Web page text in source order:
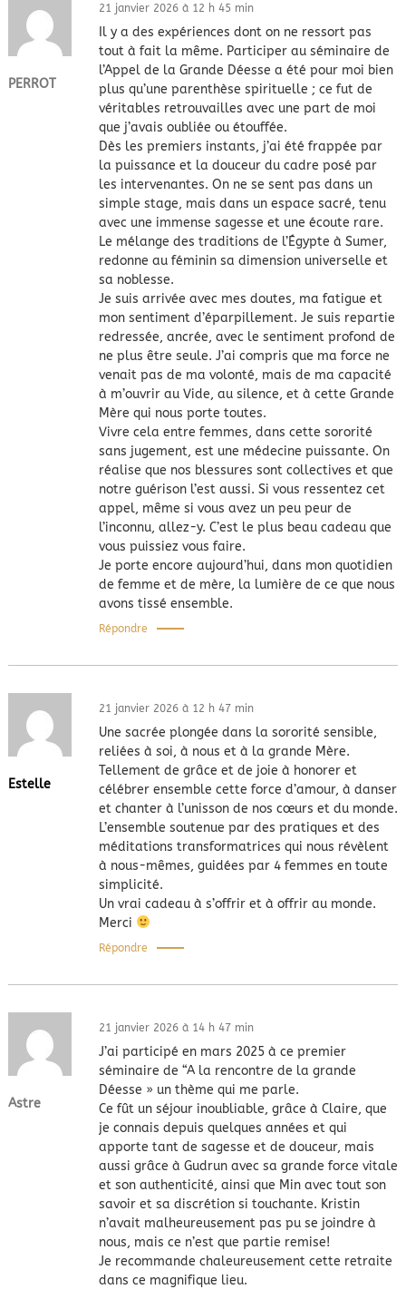
PERROT
21 janvier 2026 à 12 h 45 min
Il y a des expériences dont on ne ressort pas
tout à fait la même. Participer au séminaire de
l’Appel de la Grande Déesse a été pour moi bien
plus qu’une parenthèse spirituelle ; ce fut de
véritables retrouvailles avec une part de moi
que j’avais oubliée ou étouffée.
​Dès les premiers instants, j’ai été frappée par
la puissance et la douceur du cadre posé par
les intervenantes. On ne se sent pas dans un
simple stage, mais dans un espace sacré, tenu
avec une immense sagesse et une écoute rare.
Le mélange des traditions de l’Égypte à Sumer,
redonne au féminin sa dimension universelle et
sa noblesse.
​Je suis arrivée avec mes doutes, ma fatigue et
mon sentiment d’éparpillement. Je suis repartie
redressée, ancrée, avec le sentiment profond de
ne plus être seule. J’ai compris que ma force ne
venait pas de ma volonté, mais de ma capacité
à m’ouvrir au Vide, au silence, et à cette Grande
Mère qui nous porte toutes.
​Vivre cela entre femmes, dans cette sororité
sans jugement, est une médecine puissante. On
réalise que nos blessures sont collectives et que
notre guérison l’est aussi. Si vous ressentez cet
appel, même si vous avez un peu peur de
l’inconnu, allez-y. C’est le plus beau cadeau que
vous puissiez vous faire.
​Je porte encore aujourd’hui, dans mon quotidien
de femme et de mère, la lumière de ce que nous
avons tissé ensemble.
Répondre
Estelle
21 janvier 2026 à 12 h 47 min
Une sacrée plongée dans la sororité sensible,
reliées à soi, à nous et à la grande Mère.
Tellement de grâce et de joie à honorer et
célébrer ensemble cette force d’amour, à danser
et chanter à l’unisson de nos cœurs et du monde.
L’ensemble soutenue par des pratiques et des
méditations transformatrices qui nous révèlent
à nous-mêmes, guidées par 4 femmes en toute
simplicité.
Un vrai cadeau à s’offrir et à offrir au monde.
Merci
Répondre
Astre
21 janvier 2026 à 14 h 47 min
J’ai participé en mars 2025 à ce premier
séminaire de “A la rencontre de la grande
Déesse » un thème qui me parle.
Ce fût un séjour inoubliable, grâce à Claire, que
je connais depuis quelques années et qui
apporte tant de sagesse et de douceur, mais
aussi grâce à Gudrun avec sa grande force vitale
et son authenticité, ainsi que Min avec tout son
savoir et sa discrétion si touchante. Kristin
n’avait malheureusement pas pu se joindre à
nous, mais ce n’est que partie remise!
Je recommande chaleureusement cette retraite
dans ce magnifique lieu.